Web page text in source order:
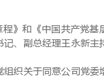
》和《中国共产党基
、副总经理王永新主
织关于同意公司党委